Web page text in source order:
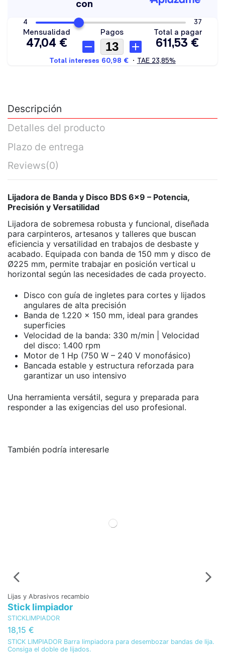
Descripción
Detalles del producto
Plazo de entrega
Reviews(0)
Lijadora de Banda y Disco BDS 6x9 – Potencia,
Precisión y Versatilidad
Lijadora de sobremesa robusta y funcional, diseñada
para carpinteros, artesanos y talleres que buscan
eficiencia y versatilidad en trabajos de desbaste y
acabado. Equipada con banda de 150 mm y disco de
Ø225 mm, permite trabajar en posición vertical u
horizontal según las necesidades de cada proyecto.
Disco con guía de ingletes para cortes y lijados
angulares de alta precisión
Banda de 1.220 x 150 mm, ideal para grandes
superficies
Velocidad de la banda: 330 m/min | Velocidad
del disco: 1.400 rpm
Motor de 1 Hp (750 W – 240 V monofásico)
Bancada estable y estructura reforzada para
garantizar un uso intensivo
Una herramienta versátil, segura y preparada para
responder a las exigencias del uso profesional.
También podría interesarle
Lijas y Abrasivos recambio
Stick limpiador
STICKLIMPIADOR
18,15 €
STICK LIMPIADOR Barra limpiadora para desembozar bandas de lija.
Consiga el doble de lijados.